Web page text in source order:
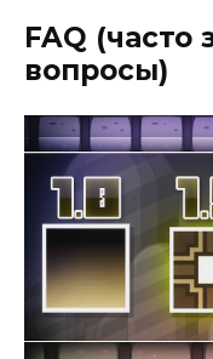
FAQ (часто
вопросы)